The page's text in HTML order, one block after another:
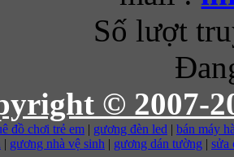
Số lượt
© 2007-
đồ chơi trẻ em | gương đèn led | bán máy
| gương nhà vệ sinh | gương dán tường | sửa